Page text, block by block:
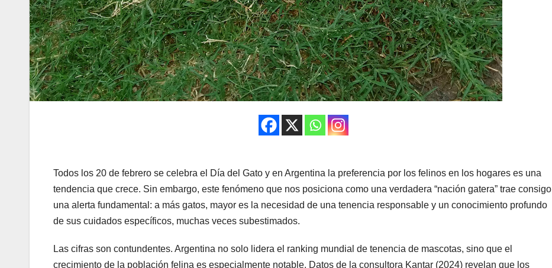
Todos los 20 de febrero se celebra el Día del Gato y en Argentina la preferencia por los felinos en los hogares es una
tendencia que crece. Sin embargo, este fenómeno que nos posiciona como una verdadera “nación gatera” trae consigo
una alerta fundamental: a más gatos, mayor es la necesidad de una tenencia responsable y un conocimiento profundo
de sus cuidados específicos, muchas veces subestimados.
Las cifras son contundentes. Argentina no solo lidera el ranking mundial de tenencia de mascotas, sino que el
crecimiento de la población felina es especialmente notable. Datos de la consultora Kantar (2024) revelan que los